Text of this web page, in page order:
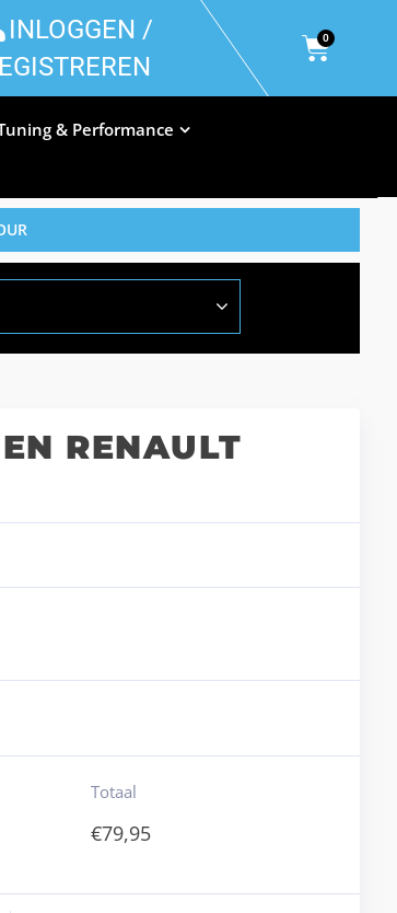
INLOGGEN /
0
& Performance
RENAULT
Totaal
€79,95